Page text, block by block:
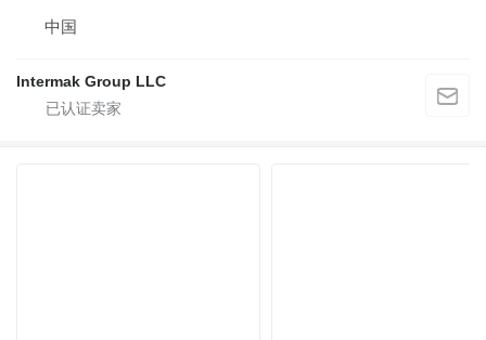
中国
Intermak Group LLC